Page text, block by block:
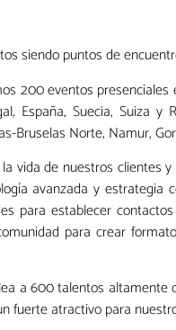
siendo puntos de
200 eventos presenciales
España, Suecia, Suiza
Bruselas Norte, Namur,
la vida de nuestros
avanzada y
para establecer
para crear
a 600 talentos
fuerte atractivo para